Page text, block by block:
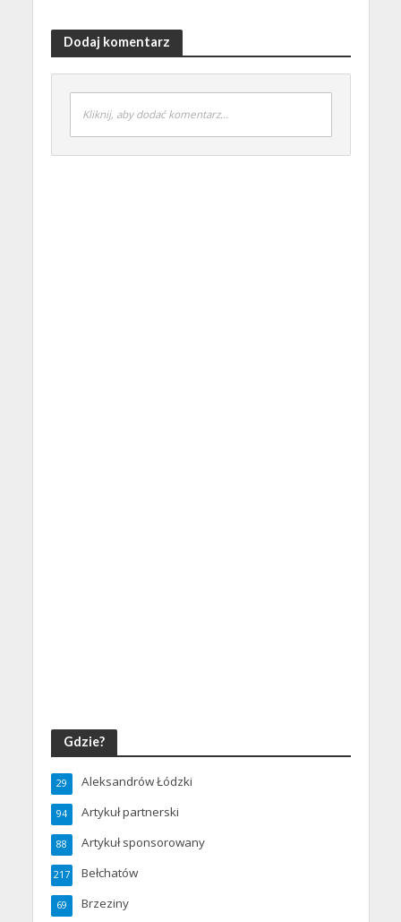
Dodaj komentarz
Kliknij, aby dodać komentarz...
Gdzie?
Aleksandrów Łódzki
29
Artykuł partnerski
94
Artykuł sponsorowany
88
Bełchatów
217
Brzeziny
69